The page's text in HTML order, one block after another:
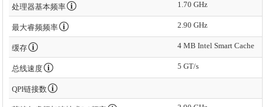
处理器基本频率 1.70 GHz
最大睿频频率 2.90 GHz
缓存 4 MB Intel Smart Cache
总线速度 5 GT/s
QPI链接数